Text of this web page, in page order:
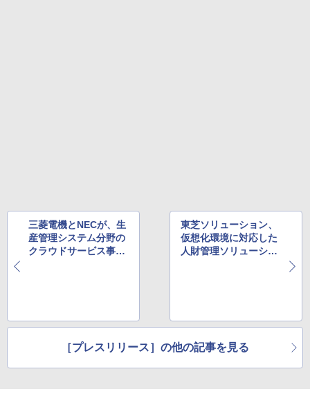
三菱電機とNECが、生
産管理システム分野の
クラウドサービス事業
東芝ソリューション、
仮想化環境に対応した
人財管理ソリューショ
［プレスリリース］の他の記事を見る